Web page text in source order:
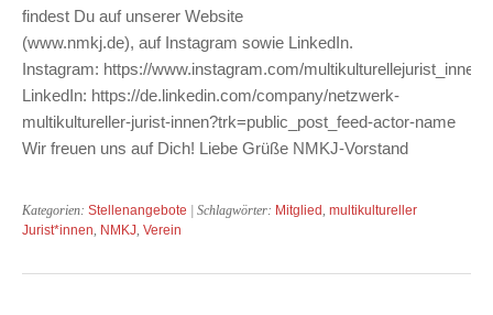
findest Du auf unserer Website
(www.nmkj.de), auf Instagram sowie LinkedIn.
Instagram: https://www.instagram.com/multikulturellejurist_innen/
LinkedIn: https://de.linkedin.com/company/netzwerk-
multikultureller-jurist-innen?trk=public_post_feed-actor-name
Wir freuen uns auf Dich! Liebe Grüße NMKJ-Vorstand
Kategorien: Stellenangebote | Schlagwörter: Mitglied , multikultureller
Jurist*innen, NMKJ, Verein